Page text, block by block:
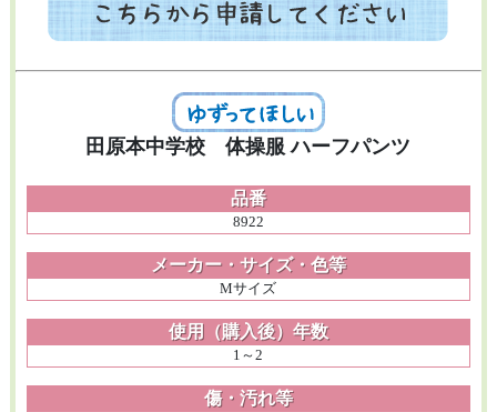
田原本中学校 体操服 ハーフパンツ
品番
8922
メーカー・サイズ・色等
Mサイズ
使用（購入後）年数
1～2
傷・汚れ等